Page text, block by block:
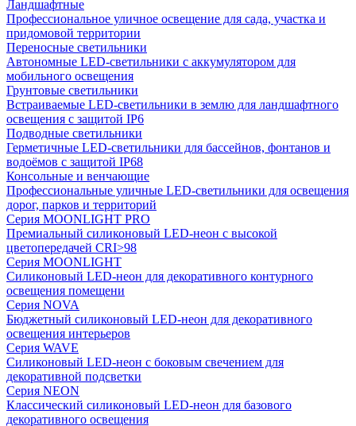
Ландшафтные
Профессиональное уличное освещение для сада, участка и
придомовой территории
Переносные светильники
Автономные LED-светильники с аккумулятором для
мобильного освещения
Грунтовые светильники
Встраиваемые LED-светильники в землю для ландшафтного
освещения с защитой IP6
Подводные светильники
Герметичные LED-светильники для бассейнов, фонтанов и
водоёмов с защитой IP68
Консольные и венчающие
Профессиональные уличные LED-светильники для освещения
дорог, парков и территорий
Серия MOONLIGHT PRO
Премиальный силиконовый LED-неон с высокой
цветопередачей CRI>98
Серия MOONLIGHT
Силиконовый LED-неон для декоративного контурного
освещения помещени
Серия NOVA
Бюджетный силиконовый LED-неон для декоративного
освещения интерьеров
Серия WAVE
Силиконовый LED-неон с боковым свечением для
декоративной подсветки
Серия NEON
Классический силиконовый LED-неон для базового
декоративного освещения